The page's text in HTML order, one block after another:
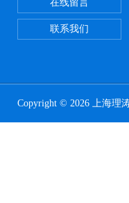
在线留言
联系我们
Copyright © 2026 上海理